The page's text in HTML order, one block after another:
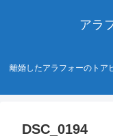
アラ
離婚したアラフォーのトア
DSC_0194